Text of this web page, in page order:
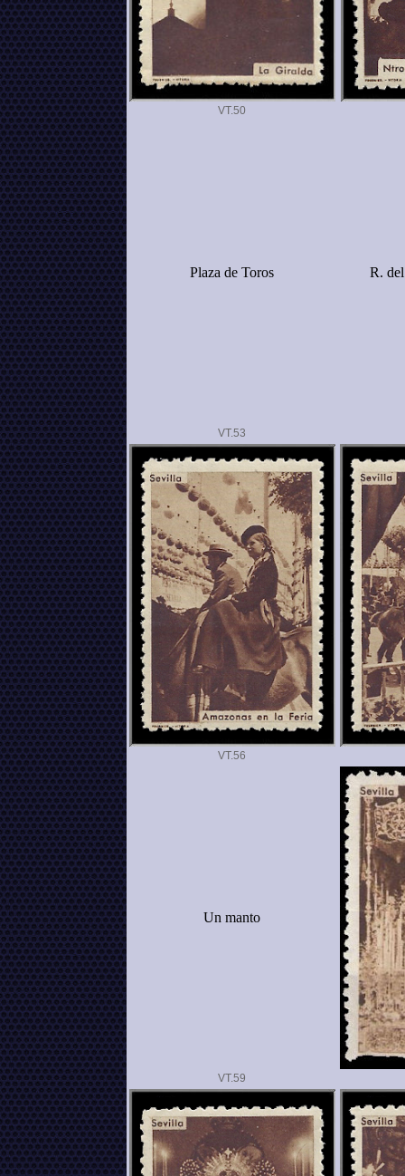
VT.
Plaza de Toros R.
VT.
VT.
Un manto
VT.